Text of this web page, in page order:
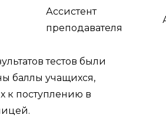
Ассистент
преподавателя
тестов были
баллы учащихся,
к поступлению в